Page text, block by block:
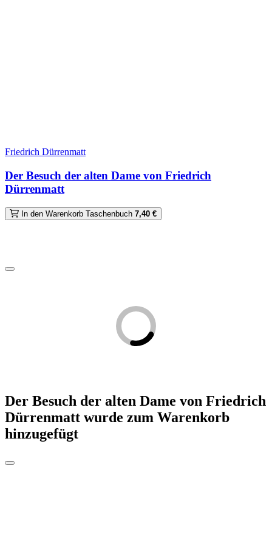
Friedrich Dürrenmatt
Der Besuch der alten Dame von Friedrich
Dürrenmatt
In den Warenkorb Taschenbuch 7,40 €
Der Besuch der alten Dame von Friedrich
Dürrenmatt wurde zum Warenkorb
hinzugefügt